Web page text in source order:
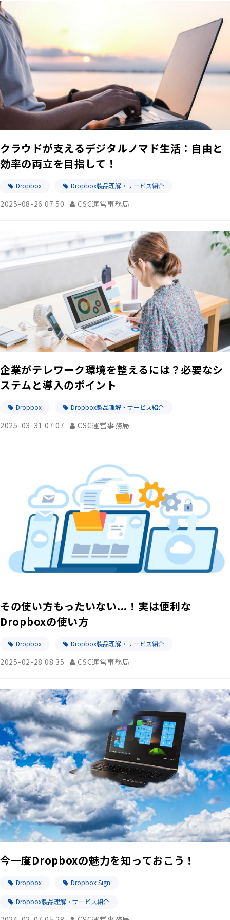
クラウドが支えるデジタルノマド生活：自由と
効率の両立を目指して！
Dropbox Dropbox製品理解・サービス紹介
2025-08-26 07:50 CSC運営事務局
企業がテレワーク環境を整えるには？必要なシ
ステムと導入のポイント
Dropbox Dropbox製品理解・サービス紹介
2025-03-31 07:07 CSC運営事務局
その使い方もったいない...！実は便利な
Dropboxの使い方
Dropbox Dropbox製品理解・サービス紹介
2025-02-28 08:35 CSC運営事務局
今一度Dropboxの魅力を知っておこう！
Dropbox Dropbox Sign
Dropbox製品理解・サービス紹介